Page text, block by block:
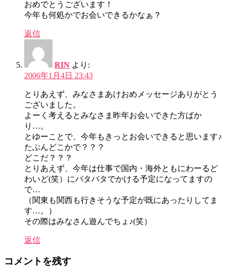
おめでとうございます！
今年も何処かでお会いできるかなぁ？
返信
RIN より:
2006年1月4日 23:43
とりあえず、みなさまあけおめメッセージありがとう
ございました。
よーく考えるとみなさま昨年お会いできた方ばか
り…。
とゆーことで、今年もきっとお会いできると思います♪
たぶんどこかで？？？
どこだ？？？
とりあえず、今年は仕事で国内・海外ともにわーるど
わいど(笑）にバタバタでかける予定になってますの
で…
（関東も関西も行きそうな予定が既にあったりしてま
す…。）
その際はみなさん遊んでちょ♪(笑）
返信
コメントを残す